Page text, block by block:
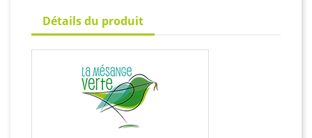
Détails du produit